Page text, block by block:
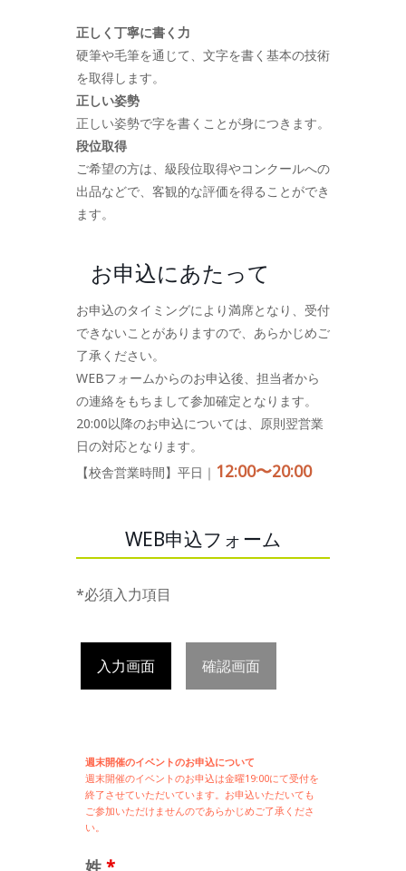
正しく丁寧に書く力
硬筆や毛筆を通じて、文字を書く基本の技術
を取得します。
正しい姿勢
正しい姿勢で字を書くことが身につきます。
段位取得
ご希望の方は、級段位取得やコンクールへの
出品などで、客観的な評価を得ることができ
ます。
お申込にあたって
お申込のタイミングにより満席となり、受付
できないことがありますので、あらかじめご
了承ください。
WEBフォームからのお申込後、担当者から
の連絡をもちまして参加確定となります。
20:00以降のお申込については、原則翌営業
日の対応となります。
【校舎営業時間】平日｜ 12:00〜20:00
WEB申込フォーム
*必須入力項目
入力画面 確認画面
週末開催のイベントのお申込について
週末開催のイベントのお申込は金曜19:00にて受付を
終了させていただいています。お申込いただいても
ご参加いただけませんのであらかじめご了承くださ
い。
姓 *